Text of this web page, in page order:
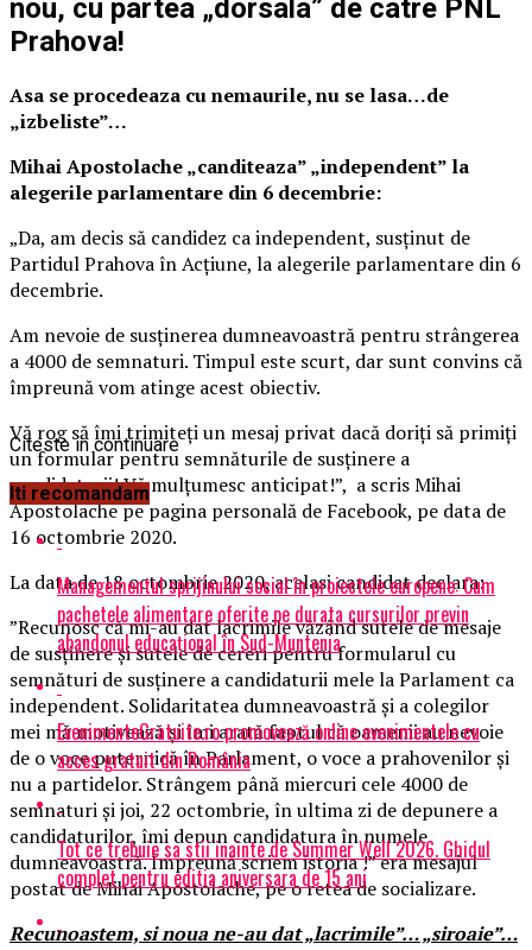
nou, cu partea „dorsala” de catre PNL
Prahova!
Asa se procedeaza cu nemaurile, nu se lasa…de
„izbeliste”…
Mihai Apostolache „canditeaza” „independent” la
alegerile parlamentare din 6 decembrie:
„Da, am decis să candidez ca independent, susținut de
Partidul Prahova în Acțiune, la alegerile parlamentare din 6
decembrie.
Am nevoie de susținerea dumneavoastră pentru strângerea
a 4000 de semnaturi. Timpul este scurt, dar sunt convins că
împreună vom atinge acest obiectiv.
Vă rog să îmi trimiteți un mesaj privat dacă doriți să primiți
un formular pentru semnăturile de susținere a
candidaturii! Vă mulțumesc anticipat!”, a scris Mihai
Apostolache pe pagina personală de Facebook, pe data de
16 octombrie 2020.
La data de 18 octombrie 2020, acelasi candidat declara:
”Recunosc că mi-au dat lacrimile văzând sutele de mesaje
de susținere și sutele de cereri pentru formularul cu
semnături de susținere a candidaturii mele la Parlament ca
independent. Solidaritatea dumneavoastră și a colegilor
mei mă motivează și îmi arată faptul că oamenii au nevoie
de o voce puternică în Parlament, o voce a prahovenilor și
nu a partidelor. Strângem până miercuri cele 4000 de
semnaturi și joi, 22 octombrie, în ultima zi de depunere a
candidaturilor, îmi depun candidatura în numele
dumneavoastră. Împreună scriem istoria !” era mesajul
postat de Mihai Apostolache, pe o retea de socializare.
Recunoastem, si noua ne-au dat „lacrimile”… „siroaie”…
Citeste in continuare
Iti recomandam
Managementul sprijinului social în proiectele europene: Cum
pachetele alimentare oferite pe durata cursurilor previn
abandonul educațional în Sud-Muntenia
EvenimenteGratuite.ro promovează online evenimentele cu
acces gratuit din România
Tot ce trebuie sa stii inainte de Summer Well 2026. Ghidul
complet pentru editia aniversara de 15 ani